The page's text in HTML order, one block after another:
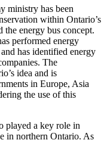
ministry has been
within Ontario’s
the energy bus concept.
performed energy
has identified energy
The
idea and is
in Europe, Asia
the use of this
played a key role in
in northern Ontario. As